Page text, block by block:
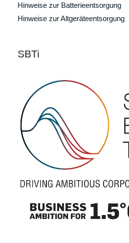
Hinweise zur Batterieentsorgung
Hinweise zur Altgeräteentsorgung
SBTi